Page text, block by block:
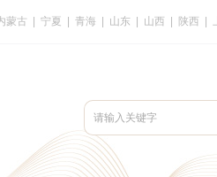
蒙古 宁夏 青海 山东 山西 陕西